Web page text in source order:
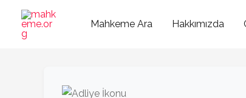
İçeriğe
Mahkeme Ara Hakkımızda